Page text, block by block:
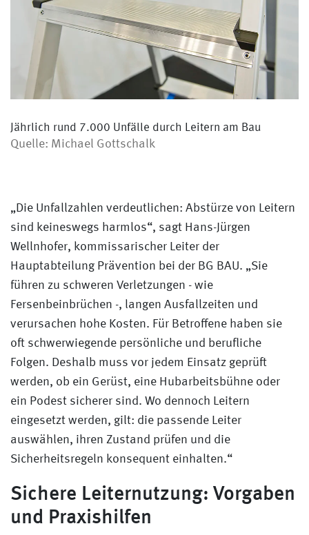
Jährlich rund 7.000 Unfälle durch Leitern am Bau
Quelle: Michael Gottschalk
„Die Unfallzahlen verdeutlichen: Abstürze von Leitern
sind keineswegs harmlos“, sagt Hans-Jürgen
Wellnhofer, kommissarischer Leiter der
Hauptabteilung Prävention bei der BG BAU. „Sie
führen zu schweren Verletzungen - wie
Fersenbeinbrüchen -, langen Ausfallzeiten und
verursachen hohe Kosten. Für Betroffene haben sie
oft schwerwiegende persönliche und berufliche
Folgen. Deshalb muss vor jedem Einsatz geprüft
werden, ob ein Gerüst, eine Hubarbeitsbühne oder
ein Podest sicherer sind. Wo dennoch Leitern
eingesetzt werden, gilt: die passende Leiter
auswählen, ihren Zustand prüfen und die
Sicherheitsregeln konsequent einhalten.“
Sichere Leiternutzung: Vorgaben
und Praxishilfen